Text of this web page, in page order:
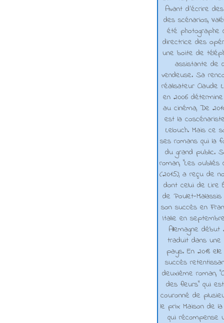
Avant d’écrire
des scénarios,
été photographe
directrice des
une boite de
assistante de
vendeuse. Sa
réalisateur Claude
en 2006
au cinéma, De
est la
Lelouch. Mais ce
ses romans qui la
du grand public.
roman, "Les oubliés
(2015), a reçu de
dont celui de Lire
de Poulet-
son succès en
Italie en
Allemagne début
traduit dans une
pays. En 2018
succès
deuxième roman,
des fleurs" qui
couronné de
le prix Maison de la
qui récompense